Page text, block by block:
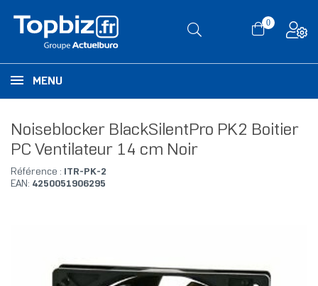
0
MENU
Noiseblocker BlackSilentPro PK2 Boitier
PC Ventilateur 14 cm Noir
Référence :
ITR-PK-2
EAN: 4250051906295